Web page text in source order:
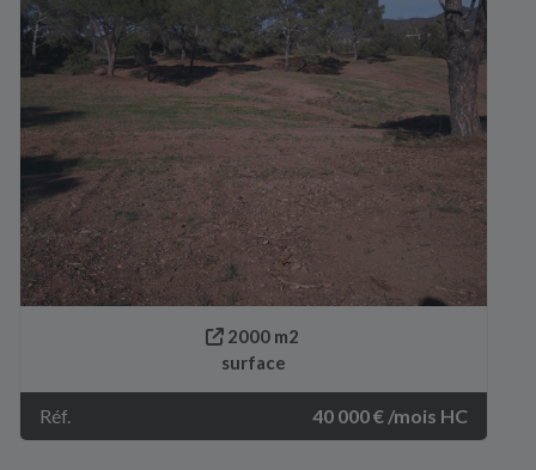
2000 m2
surface
Réf. 40 000 € /mois HC